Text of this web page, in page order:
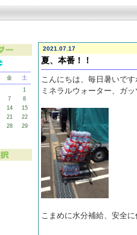
金
土
1
7
8
14
15
21
22
28
29
2021.07.17
夏、本番！！
こんにちは、毎日暑いで
ミネラルウォーター、ガ
こまめに水分補給、安全